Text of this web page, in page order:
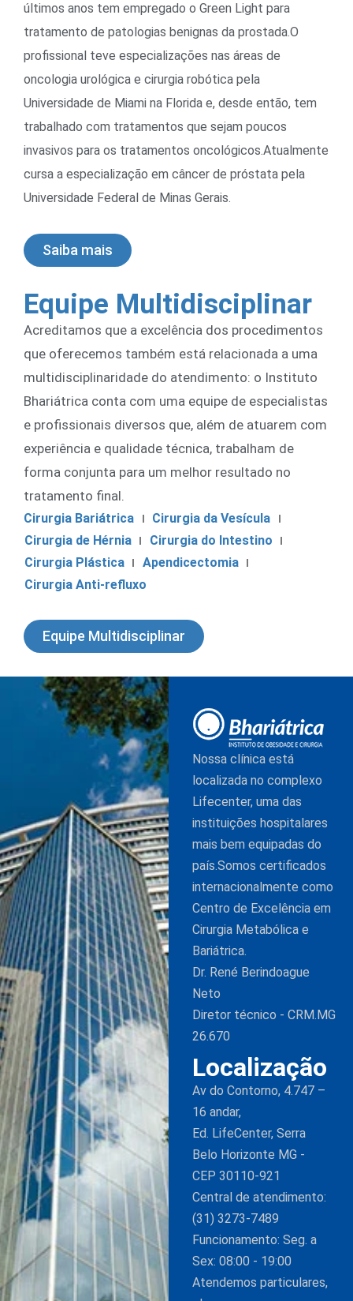
últimos anos tem empregado o Green Light para
tratamento de patologias benignas da prostada.O
profissional teve especializações nas áreas de
oncologia urológica e cirurgia robótica pela
Universidade de Miami na Florida e, desde então, tem
trabalhado com tratamentos que sejam poucos
invasivos para os tratamentos oncológicos.Atualmente
cursa a especialização em câncer de próstata pela
Universidade Federal de Minas Gerais.
Saiba mais
Equipe Multidisciplinar
Acreditamos que a excelência dos procedimentos
que oferecemos também está relacionada a uma
multidisciplinaridade do atendimento: o Instituto
Bhariátrica conta com uma equipe de especialistas
e profissionais diversos que, além de atuarem com
experiência e qualidade técnica, trabalham de
forma conjunta para um melhor resultado no
tratamento final.
Cirurgia Bariátrica
Cirurgia da Vesícula
Cirurgia de Hérnia
Cirurgia do Intestino
Cirurgia Plástica
Apendicectomia
Cirurgia Anti-refluxo
Equipe Multidisciplinar
Nossa clínica está
localizada no complexo
Lifecenter, uma das
instituições hospitalares
mais bem equipadas do
país.Somos certificados
internacionalmente como
Centro de Excelência em
Cirurgia Metabólica e
Bariátrica.
Dr. René Berindoague
Neto
Diretor técnico - CRM.MG
26.670
Localização
Av do Contorno, 4.747 –
16 andar,
Ed. LifeCenter, Serra
Belo Horizonte MG -
CEP 30110-921
Central de atendimento:
(31) 3273-7489
Funcionamento: Seg. a
Sex: 08:00 - 19:00
Atendemos particulares,